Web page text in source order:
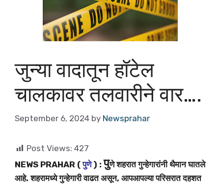
जुन्या वादातून हॉटेल
चालकावर तलवारीने वार….
September 6, 2024 by Newsprahar
Post Views: 427
NEWS PRAHAR (पुणे) : पुणे शहरात गुन्हेगारांनी थैमान घातले
आहे. शहरामध्ये गुन्हेगारी वाढत असून, आपआपल्या परिसरात दहशत